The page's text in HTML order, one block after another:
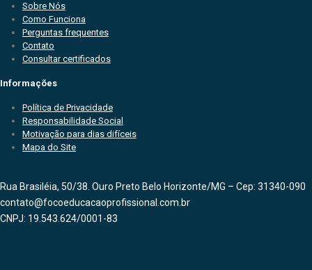
Sobre Nós
Como Funciona
Perguntas frequentes
Contato
Consultar certificados
Informações
Política de Privacidade
Responsabilidade Social
Motivação para dias difíceis
Mapa do Site
Rua Brasiléia, 50/38. Ouro Preto Belo Horizonte/MG – Cep: 31340-090
contato@focoeducacaoprofissional.com.br
CNPJ: 19.543.624/0001-83